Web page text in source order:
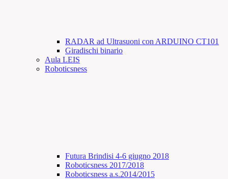
RADAR ad Ultrasuoni con ARDUINO CT101
Giradischi binario
Aula LEIS
Roboticsness
Futura Brindisi 4-6 giugno 2018
Roboticsness 2017/2018
Roboticsness a.s.2014/2015